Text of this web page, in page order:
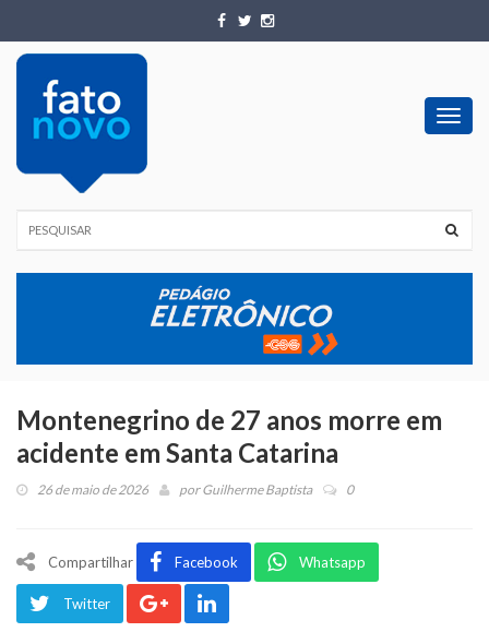
Montenegrino de 27 anos morre em
acidente em Santa Catarina
26 de maio de 2026 porGuilherme Baptista 0
Compartilhar Facebook Whatsapp
Twitter